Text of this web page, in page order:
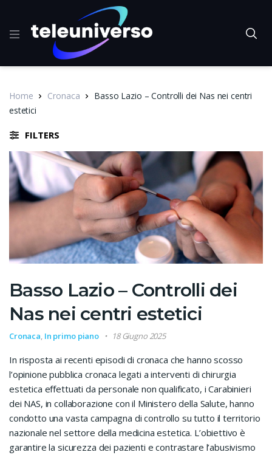
Home Cronaca
Basso Lazio – Controlli dei Nas nei centri
estetici
FILTERS
Basso Lazio – Controlli dei
Nas nei centri estetici
Cronaca, In primo piano 18 Giugno 2025
In risposta ai recenti episodi di cronaca che hanno scosso
l’opinione pubblica cronaca legati a interventi di chirurgia
estetica effettuati da personale non qualificato, i Carabinieri
dei NAS, in collaborazione con il Ministero della Salute, hanno
condotto una vasta campagna di controllo su tutto il territorio
nazionale nel settore della medicina estetica. L’obiettivo è
garantire la sicurezza dei pazienti e contrastare l’abusivismo